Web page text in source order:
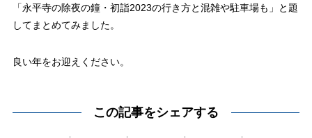
「永平寺の除夜の鐘・初詣2023の行き方と混雑や駐車場も」と題
してまとめてみました。
良い年をお迎えください。
この記事をシェアする